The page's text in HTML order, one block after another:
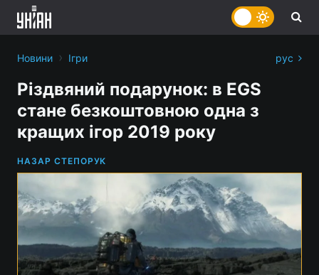
Новини › Ігри рус
Різдвяний подарунок: в EGS
стане безкоштовною одна з
кращих ігор 2019 року
НАЗАР СТЕПОРУК